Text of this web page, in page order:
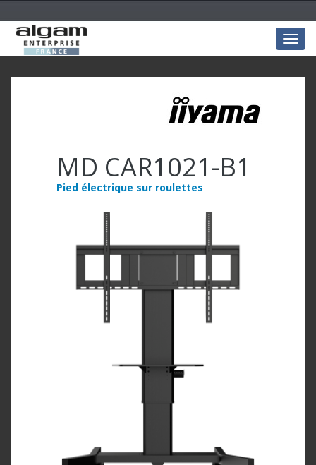
MD CAR1021-B1
Pied électrique sur roulettes